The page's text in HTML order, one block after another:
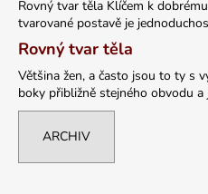
Rovný tvar těla Klíčem k
tvarované postavě je
Rovný tvar těla
Většina žen, a často jsou to ty s
boky přibližně stejného obvodu a
ARCHIV